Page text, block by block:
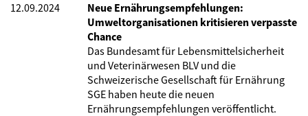
12.09.2024
Neue Ernährungsempfehlungen:
Umweltorganisationen kritisieren verpasste
Chance
Das Bundesamt für Lebensmittelsicherheit
und Veterinärwesen BLV und die
Schweizerische Gesellschaft für Ernährung
SGE haben heute die neuen
Ernährungsempfehlungen veröffentlicht.